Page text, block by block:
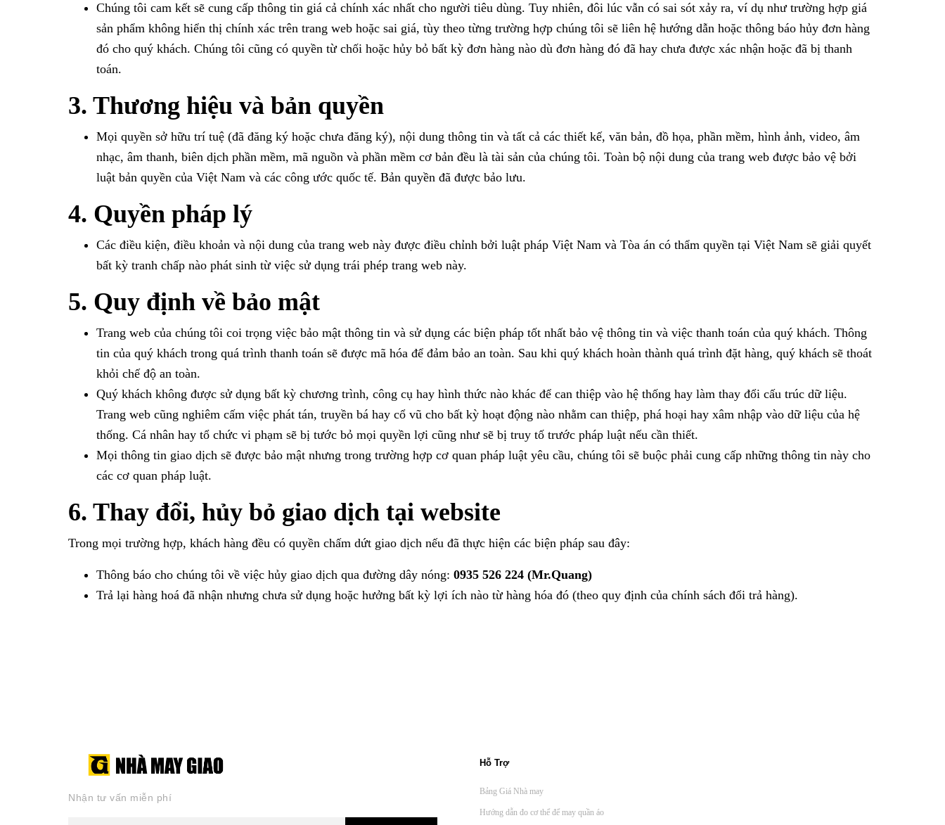
Chúng tôi cam kết sẽ cung cấp thông tin giá cả chính xác nhất cho người tiêu dùng. Tuy nhiên, đôi lúc vẫn có sai sót xảy ra, ví dụ như trường hợp giá
sản phẩm không hiển thị chính xác trên trang web hoặc sai giá, tùy theo từng trường hợp chúng tôi sẽ liên hệ hướng dẫn hoặc thông báo hủy đơn hàng
đó cho quý khách. Chúng tôi cũng có quyền từ chối hoặc hủy bỏ bất kỳ đơn hàng nào dù đơn hàng đó đã hay chưa được xác nhận hoặc đã bị thanh
toán.
3. Thương hiệu và bản quyền
Mọi quyền sở hữu trí tuệ (đã đăng ký hoặc chưa đăng ký), nội dung thông tin và tất cả các thiết kế, văn bản, đồ họa, phần mềm, hình ảnh, video, âm
nhạc, âm thanh, biên dịch phần mềm, mã nguồn và phần mềm cơ bản đều là tài sản của chúng tôi. Toàn bộ nội dung của trang web được bảo vệ bởi
luật bản quyền của Việt Nam và các công ước quốc tế. Bản quyền đã được bảo lưu.
4. Quyền pháp lý
Các điều kiện, điều khoản và nội dung của trang web này được điều chỉnh bởi luật pháp Việt Nam và Tòa án có thẩm quyền tại Việt Nam sẽ giải quyết
bất kỳ tranh chấp nào phát sinh từ việc sử dụng trái phép trang web này.
5. Quy định về bảo mật
Trang web của chúng tôi coi trọng việc bảo mật thông tin và sử dụng các biện pháp tốt nhất bảo vệ thông tin và việc thanh toán của quý khách. Thông
tin của quý khách trong quá trình thanh toán sẽ được mã hóa để đảm bảo an toàn. Sau khi quý khách hoàn thành quá trình đặt hàng, quý khách sẽ thoát
khỏi chế độ an toàn.
Quý khách không được sử dụng bất kỳ chương trình, công cụ hay hình thức nào khác để can thiệp vào hệ thống hay làm thay đổi cấu trúc dữ liệu.
Trang web cũng nghiêm cấm việc phát tán, truyền bá hay cổ vũ cho bất kỳ hoạt động nào nhằm can thiệp, phá hoại hay xâm nhập vào dữ liệu của hệ
thống. Cá nhân hay tổ chức vi phạm sẽ bị tước bỏ mọi quyền lợi cũng như sẽ bị truy tố trước pháp luật nếu cần thiết.
Mọi thông tin giao dịch sẽ được bảo mật nhưng trong trường hợp cơ quan pháp luật yêu cầu, chúng tôi sẽ buộc phải cung cấp những thông tin này cho
các cơ quan pháp luật.
6. Thay đổi, hủy bỏ giao dịch tại website
Trong mọi trường hợp, khách hàng đều có quyền chấm dứt giao dịch nếu đã thực hiện các biện pháp sau đây:
Thông báo cho chúng tôi về việc hủy giao dịch qua đường dây nóng: 0935 526 224 (Mr.Quang)
Trả lại hàng hoá đã nhận nhưng chưa sử dụng hoặc hưởng bất kỳ lợi ích nào từ hàng hóa đó (theo quy định của chính sách đổi trả hàng).
Nhận tư vấn miễn phí
Hỗ Trợ
Bảng Giá Nhà may
Hướng dẫn đo cơ thể để may quần áo